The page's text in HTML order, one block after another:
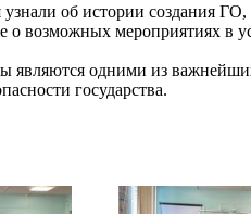
об истории создания
о возможных мероприятиях в
являются одними из
государства.